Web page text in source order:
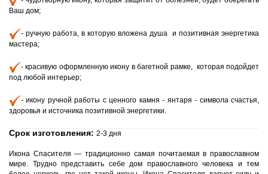
Ваш дом;
- ручную работа, в которую вложена душа и позитивная энергетика
мастера;
- красивую оформленную икону в багетной рамке, которая подойдет
под любой интерьер;
- икону ручной работы с ценного камня - янтаря - символа счастья,
здоровья и источника позитивной энергетики.
Срок изготовления: 2-3 дня
Икона Спасителя — традиционно самая почитаемая в православном
мире. Трудно представить себе дом православного человека и тем